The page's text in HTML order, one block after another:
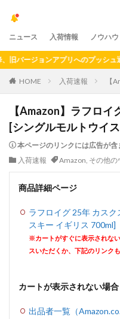
ニュース 入荷情報 ノウハウ
ジョンアプリへのプッシュ通知を
HOME 入荷速報 【
【Amazon】ラフロ
[シングルモルトウイ
本ページのリンクには広告が含
入荷速報
Amazon, その他の
商品詳細ページ
ラフロイグ 25年 カス
スキー イギリス 700ml]
※カートがすぐに表示されな
スいただくか、下記のリンク
カートが表示されない場合
出品者一覧（